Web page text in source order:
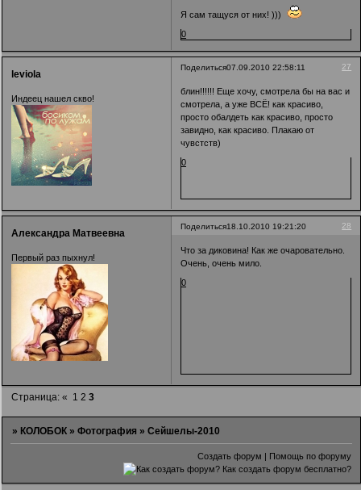
Я сам тащуся от них! )))
0
Поделиться 27
07.09.2010 22:58:11
leviola
Индеец нашел скво!
блин!!!!!! Еще хочу, смотрела бы на вас и
смотрела, а уже ВСЁ! как красиво,
просто обалдеть как красиво, просто
завидно, как красиво. Плакаю от
чувстств)
0
Поделиться 28
18.10.2010 19:21:20
Александра Матвеевна
Первый раз пыхнул!
Что за диковина! Как же очаровательно.
Очень, очень мило.
0
Страница:« 1 2 3
»КОЛОБОК »Фотография »Сейшелы-2010
Создать форум | Помощь по форуму